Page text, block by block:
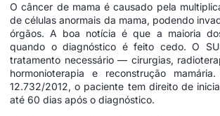
O câncer de mama é causado pela
de células anormais da mama, podendo
órgãos. A boa notícia é que a maioria
quando o diagnóstico é feito cedo. O
tratamento necessário — cirurgias,
hormonioterapia e reconstrução
12.732/2012, o paciente tem direito de
até 60 dias após o diagnóstico.